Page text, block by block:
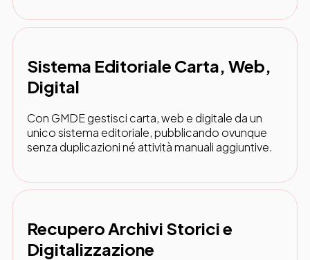
Sistema Editoriale Carta, Web,
Digital
Con GMDE gestisci carta, web e digitale da un
unico sistema editoriale, pubblicando ovunque
senza duplicazioni né attività manuali aggiuntive.
Recupero Archivi Storici e
Digitalizzazione